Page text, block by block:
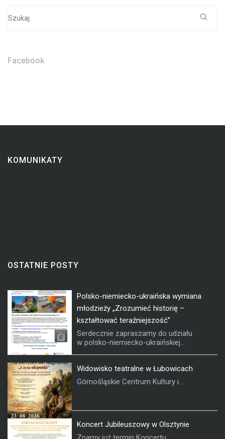
Facebook
KOMUNIKATY
OSTATNIE POSTY
Polsko-niemiecko-ukraińska wymiana
młodzieży „Zrozumieć historię –
kształtować teraźniejszość”
Serdecznie zapraszamy do udziału
w polsko-niemiecko-ukraińskiej...
Widowisko teatralne w Łubowicach
Górnośląskie Centrum Kultury i...
Koncert Jubileuszowy w Olsztynie